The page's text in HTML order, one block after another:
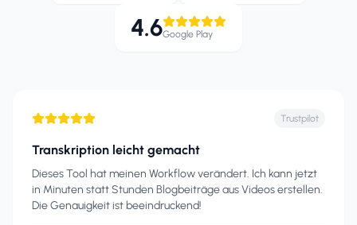
4.6Google Play
Trustpilot
Transkription leicht gemacht
Dieses Tool hat meinen Workflow verändert. Ich kann jetzt
in Minuten statt Stunden Blogbeiträge aus Videos erstellen.
Die Genauigkeit ist beeindruckend!